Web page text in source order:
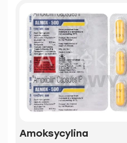
Amoksycylina